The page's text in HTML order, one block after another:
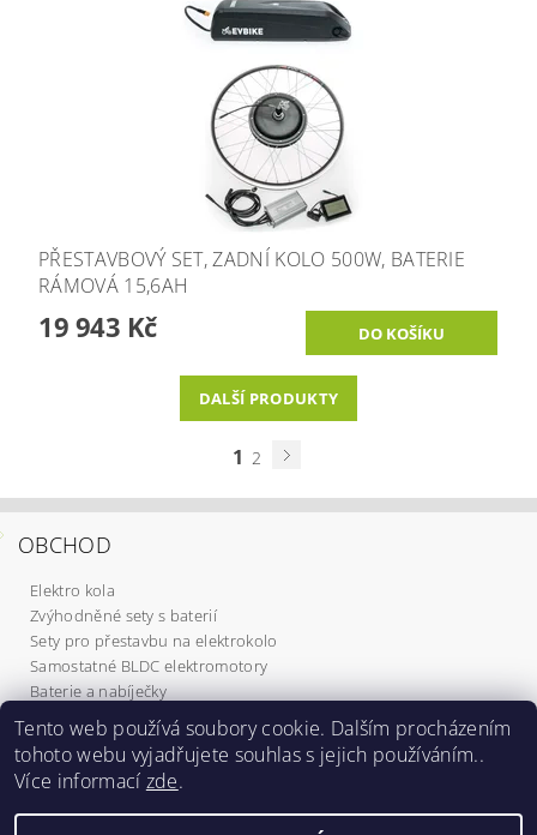
PŘESTAVBOVÝ SET, ZADNÍ KOLO 500W, BATERIE
RÁMOVÁ 15,6AH
19 943 Kč
DALŠÍ PRODUKTY
1 2
OBCHOD
Elektro kola
Zvýhodněné sety s baterií
Sety pro přestavbu na elektrokolo
Samostatné BLDC elektromotory
Baterie a nabíječky
Komponenty
Elektrokoloběžky
Služby
Dárkové poukazy
Tento web používá soubory cookie. Dalším procházením
tohoto webu vyjadřujete souhlas s jejich používáním..
Více informací zde.